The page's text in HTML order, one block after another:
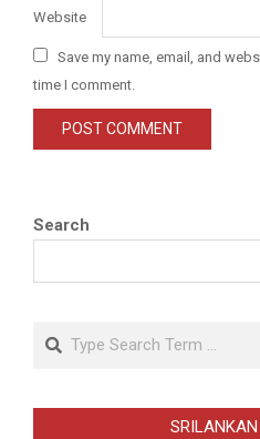
Website
Save my name, email, and
time I comment.
Search
Search